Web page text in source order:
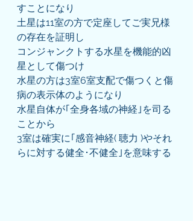
すことになり
土星は11室の方で定座してご実兄様
の存在を証明し
コンジャンクトする水星を機能的凶
星として傷つけ
水星の方は3室6室支配で傷つくと傷
病の表示体のようになり
水星自体が｢全身各域の神経｣を司る
ことから
3室は確実に｢感音神経( 聴力 )やそれ
らに対する健全･不健全｣を意味する